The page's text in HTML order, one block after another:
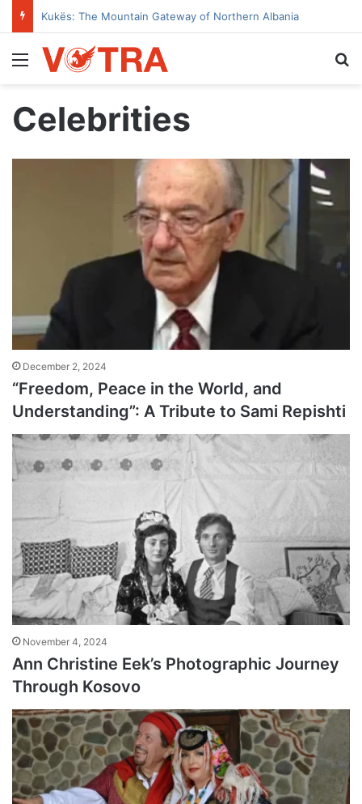
Kukës: The Mountain Gateway of Northern Albania
Menu
Celebrities
December 2, 2024
“Freedom, Peace in the World, and
Understanding”: A Tribute to Sami Repishti
November 4, 2024
Ann Christine Eek’s Photographic Journey
Through Kosovo